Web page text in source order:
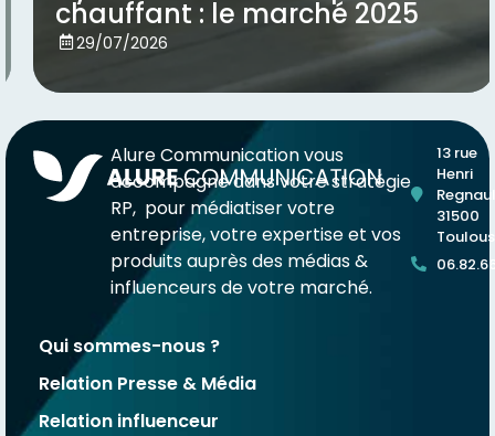
chauffant : le marché 2025
29/07/2026
Voir
Alure Communication vous
accompagne dans votre stratégie
RP, pour médiatiser votre
entreprise, votre expertise et vos
produits auprès des médias &
influenceurs de votre marché.
13 rue
Henri
31500
Qui sommes-nous ?
Relation Presse & Média
Relation influenceur